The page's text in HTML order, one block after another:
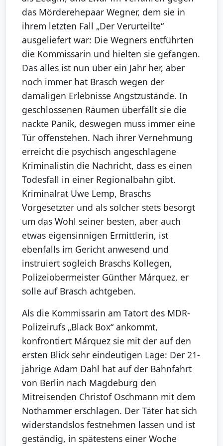
das Mörderehepaar Wegner, dem sie in
ihrem letzten Fall „Der Verurteilte“
ausgeliefert war: Die Wegners entführten
die Kommissarin und hielten sie gefangen.
Das alles ist nun über ein Jahr her, aber
noch immer hat Brasch wegen der
damaligen Erlebnisse Angstzustände. In
geschlossenen Räumen überfällt sie die
nackte Panik, deswegen muss immer eine
Tür offenstehen. Nach ihrer Vernehmung
erreicht die psychisch angeschlagene
Kriminalistin die Nachricht, dass es einen
Todesfall in einer Regionalbahn gibt.
Kriminalrat Uwe Lemp, Braschs
Vorgesetzter und als solcher stets besorgt
um das Wohl seiner besten, aber auch
etwas eigensinnigen Ermittlerin, ist
ebenfalls im Gericht anwesend und
instruiert sogleich Braschs Kollegen,
Polizeiobermeister Günther Márquez, er
solle auf Brasch achtgeben.
Als die Kommissarin am Tatort des MDR-
Polizeirufs „Black Box“ ankommt,
konfrontiert Márquez sie mit der auf den
ersten Blick sehr eindeutigen Lage: Der 21-
jährige Adam Dahl hat auf der Bahnfahrt
von Berlin nach Magdeburg den
Mitreisenden Christof Oschmann mit dem
Nothammer erschlagen. Der Täter hat sich
widerstandslos festnehmen lassen und ist
geständig, in spätestens einer Woche